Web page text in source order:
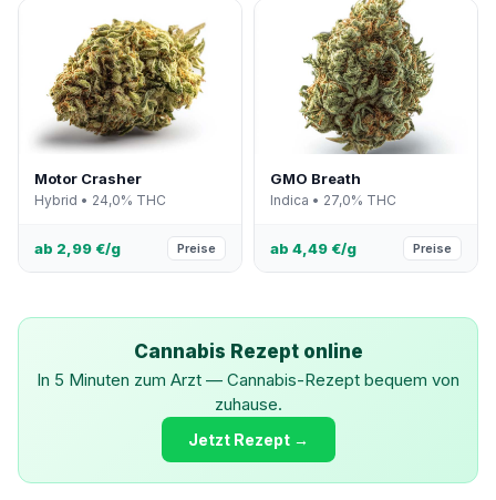
Motor Crasher
Hybrid • 24,0% THC
ab 2,99 €/g Preise
GMO Breath
Indica • 27,0% THC
ab 4,49 €/g Preise
Cannabis Rezept online
In 5 Minuten zum Arzt — Cannabis-Rezept bequem von
zuhause.
Jetzt Rezept →